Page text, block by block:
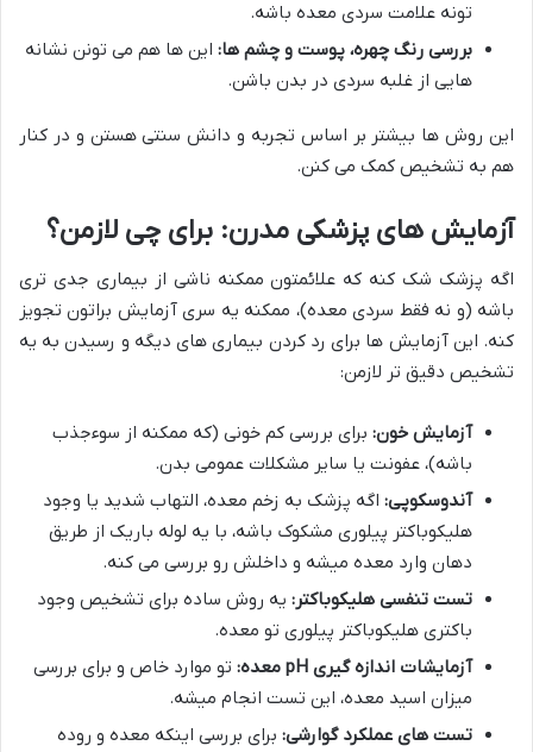
تونه علامت سردی معده باشه.
بررسی رنگ چهره، پوست و چشم ها: این ها هم می تونن نشانه
هایی از غلبه سردی در بدن باشن.
این روش ها بیشتر بر اساس تجربه و دانش سنتی هستن و در کنار
هم به تشخیص کمک می کنن.
آزمایش های پزشکی مدرن: برای چی لازمن؟
اگه پزشک شک کنه که علائمتون ممکنه ناشی از بیماری جدی تری
باشه (و نه فقط سردی معده)، ممکنه یه سری آزمایش براتون تجویز
کنه. این آزمایش ها برای رد کردن بیماری های دیگه و رسیدن به یه
تشخیص دقیق تر لازمن:
آزمایش خون: برای بررسی کم خونی (که ممکنه از سوءجذب
باشه)، عفونت یا سایر مشکلات عمومی بدن.
آندوسکوپی: اگه پزشک به زخم معده، التهاب شدید یا وجود
هلیکوباکتر پیلوری مشکوک باشه، با یه لوله باریک از طریق
دهان وارد معده میشه و داخلش رو بررسی می کنه.
تست تنفسی هلیکوباکتر: یه روش ساده برای تشخیص وجود
باکتری هلیکوباکتر پیلوری تو معده.
آزمایشات اندازه گیری pH معده:
تو موارد خاص و برای بررسی
میزان اسید معده، این تست انجام میشه.
تست های عملکرد گوارشی: برای بررسی اینکه معده و روده